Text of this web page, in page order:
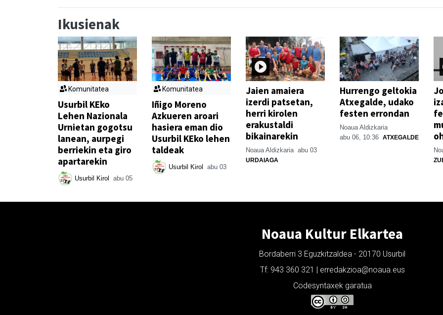
Ikusienak
Komunitatea
Usurbil KEko
Lehen Nazionala
Urnietan gogotsu
lanean, aurpegi
berriekin eta giro
apartarekin
Usurbil Kirol abu 05
Komunitatea
Iñigo Moreno
Azkueren aroari
hasiera eman dio
Usurbil KEko lehen
taldeak
Usurbil Kirol abu 03
Jaien amaiera
izerdi patsetan,
herri kirolen
erakustaldi
bikainarekin
Noaua Aldizkaria abu 03
URDAIAGA
Hurrengo geltokia
Atxegalde, udako
festen errondan
Noaua Aldizkaria
abu 06, 10:36 ATXEGALDE
Noaua Kultur Elkartea
Bordaberri 3 Eguzkitzaldea - 20170 Usurbil
Tf: 943 360 321 | erredakzioa@noaua.eus
Codesyntaxek garatua